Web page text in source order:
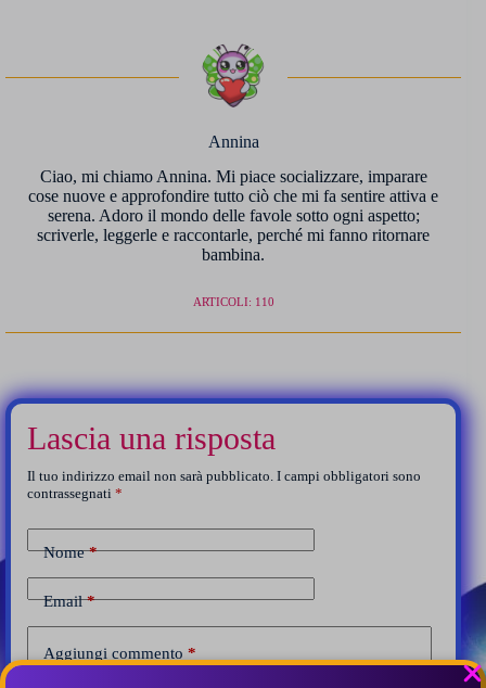
Annina
Ciao, mi chiamo Annina. Mi piace socializzare, imparare
cose nuove e approfondire tutto ciò che mi fa sentire attiva e
serena. Adoro il mondo delle favole sotto ogni aspetto;
scriverle, leggerle e raccontarle, perché mi fanno ritornare
bambina.
ARTICOLI: 110
Lascia una risposta
Il tuo indirizzo email non sarà pubblicato. I campi obbligatori sono
contrassegnati *
Nome*
Email*
Aggiungi commento *